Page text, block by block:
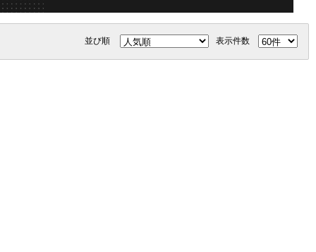
並び順 表示件数